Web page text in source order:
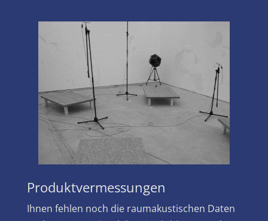
Produktvermessungen
Ihnen fehlen noch die raumakustischen Daten